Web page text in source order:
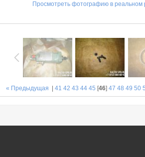
Просмотреть фотографию в реальном
« Предыдущая 41 42 43 44 45 [46] 47 48 49 50